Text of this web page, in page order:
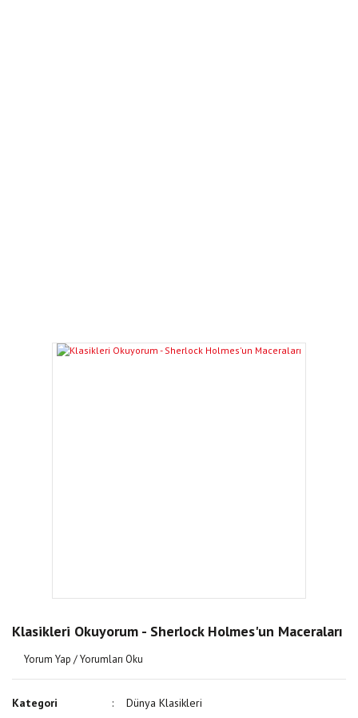
Klasikleri Okuyorum - Sherlock Holmes'un Maceraları
Yorum Yap / Yorumları Oku
Kategori
Dünya Klasikleri